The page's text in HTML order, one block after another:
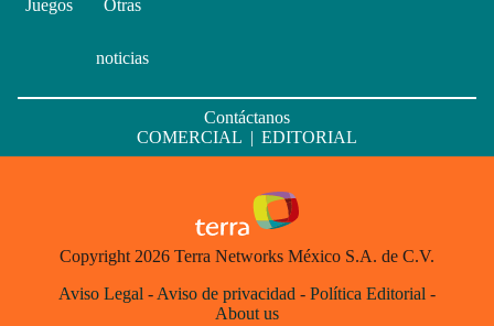
Juegos Otras
noticias
Contáctanos
COMERCIAL | EDITORIAL
Copyright 2026 Terra Networks México S.A. de C.V.
Aviso Legal - Aviso de privacidad - Política Editorial -
About us